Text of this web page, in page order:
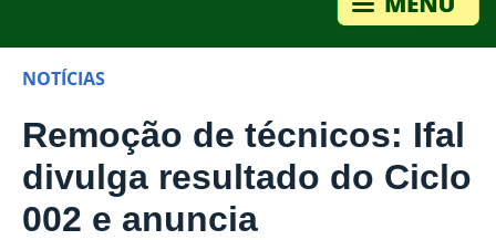
NOTÍCIAS
Remoção de técnicos: Ifal
divulga resultado do Ciclo
002 e anuncia